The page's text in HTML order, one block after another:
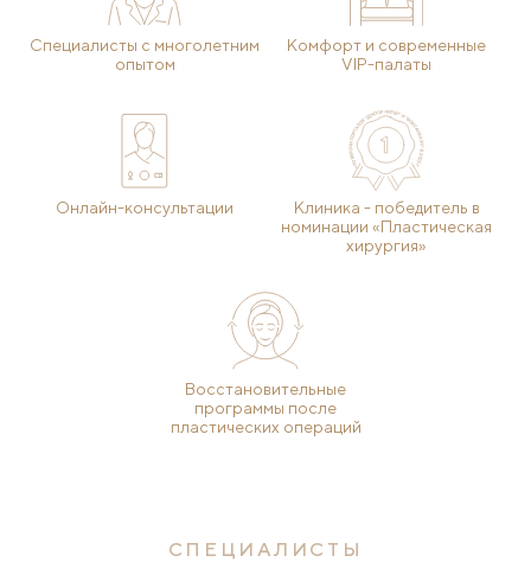
Специалисты с многолетним
опытом
Комфорт и современные
VIP-палаты
Онлайн-консультации
Клиника - победитель в
номинации «Пластическая
хирургия»
Восстановительные
программы после
пластических операций
СПЕЦИАЛИСТЫ